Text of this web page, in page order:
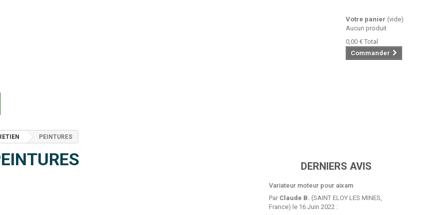
Votre panier (vide)
Aucun produit
0,00 € Total
Commander
PEINTURES
DERNIERS AVIS
Variateur moteur pour aixam
Par Claude B. (SAINT ELOY LES MINES,
France) le 16 Juin 2022 :